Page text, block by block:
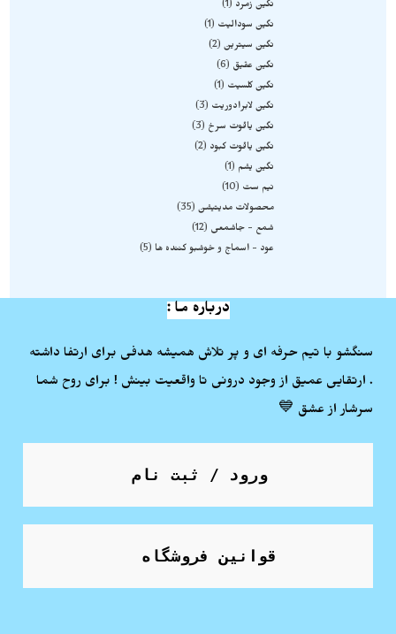
نگین زمرد
1
نگین سودالیت
1
نگین سیترین 2
نگین عقیق
6
نگین کلسیت
1
نگین لابرادوریت
3
نگین یاقوت سرخ
3
نگین یاقوت کبود
2
نگین یشم
1
نیم ست
10
محصولات مدیتیشن 35
شمع - جاشمعی
12
عود - اسماج و خوشبو کننده ها
5
درباره ما :
سنگشو با تیم حرفه ای و پر تلاش همیشه هدفی برای ارتفا داشته
. ارتقایی عمیق از وجود درونی تا واقعیت بینش ! برای روح شما
سرشار از عشق 💙
ورود / ثبت نام
قوانین فروشگاه